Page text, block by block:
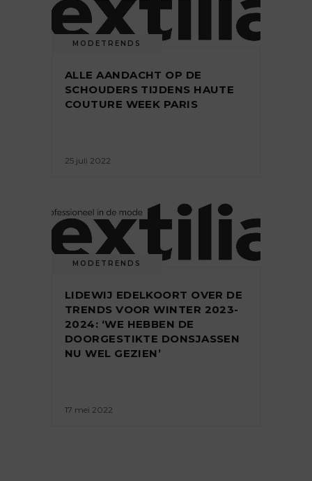
MODETRENDS
ALLE AANDACHT OP DE
SCHOUDERS TIJDENS HAUTE
COUTURE WEEK PARIS
25 juli 2022
MODETRENDS
LIDEWIJ EDELKOORT OVER DE
TRENDS VOOR WINTER 2023-
2024: ‘WE HEBBEN DE
DOORGESTIKTE DONSJASSEN
NU WEL GEZIEN’
17 mei 2022